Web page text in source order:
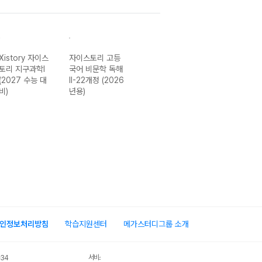
자이스
리 지구과학I
(2027 수능 대
비)
자이스토리 고등
국어 비문학 독해
II-22개정 (2026
년용)
정보처리방침 학습지원센터 메가스터디그룹 소개
서비스 가입사실 확인